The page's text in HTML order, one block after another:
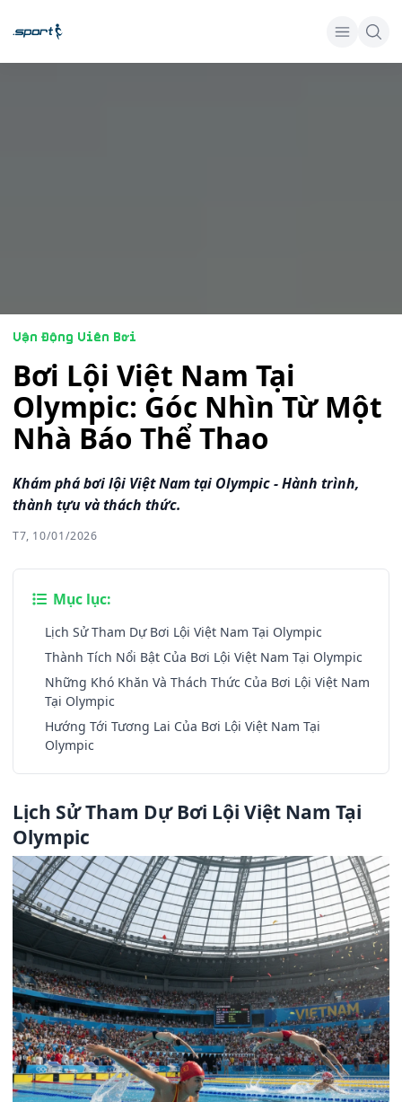
Vận Động Viên Bơi
Bơi Lội Việt Nam Tại
Olympic: Góc Nhìn Từ Một
Nhà Báo Thể Thao
Khám phá bơi lội Việt Nam tại Olympic - Hành trình,
thành tựu và thách thức.
T7, 10/01/2026
Mục lục:
Lịch Sử Tham Dự Bơi Lội Việt Nam Tại Olympic
Thành Tích Nổi Bật Của Bơi Lội Việt Nam Tại Olympic
Những Khó Khăn Và Thách Thức Của Bơi Lội Việt Nam
Tại Olympic
Hướng Tới Tương Lai Của Bơi Lội Việt Nam Tại
Olympic
Lịch Sử Tham Dự Bơi Lội Việt Nam Tại
Olympic